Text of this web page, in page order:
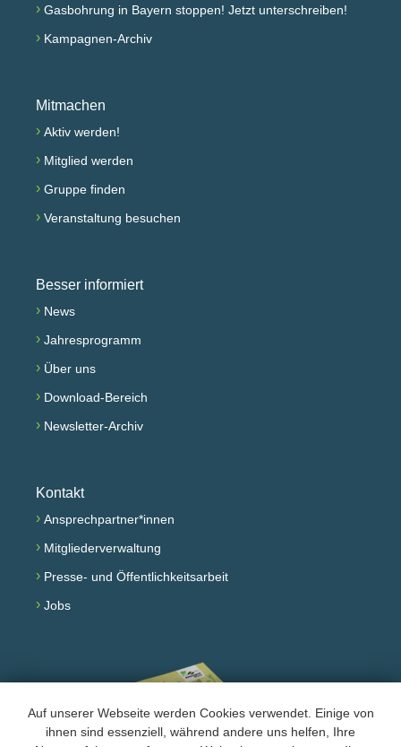
Auf unserer Webseite werden Cookies verwendet. Einige von
ihnen sind essenziell, während andere uns helfen, Ihre
› Gasbohrung in Bayern stoppen! Jetzt unterschreiben!
› Kampagnen-Archiv
Mitmachen
› Aktiv werden!
› Mitglied werden
› Gruppe finden
› Veranstaltung besuchen
Besser informiert
› News
› Jahresprogramm
› Über uns
› Download-Bereich
› Newsletter-Archiv
Kontakt
› Ansprechpartner*innen
› Mitgliederverwaltung
› Presse- und Öffentlichkeitsarbeit
› Jobs